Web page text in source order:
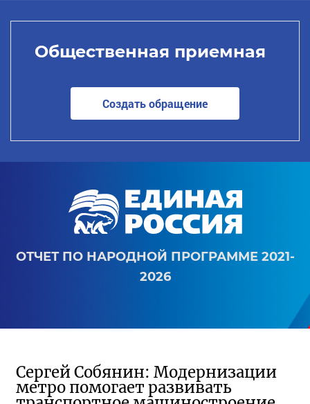
Общественная приемная
Создать обращение
ОТЧЕТ ПО НАРОДНОЙ ПРОГРАММЕ 2021-
2026
Сергей Собянин: Модернизации
метро помогает развивать